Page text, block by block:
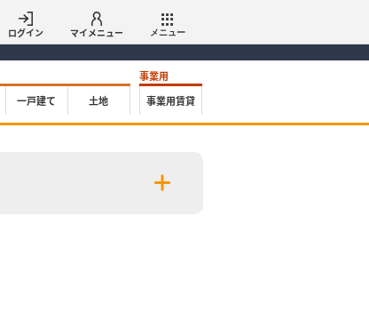
ログイン マイメニュー メニュー
一戸建て 土地
事業用
事業用賃貸